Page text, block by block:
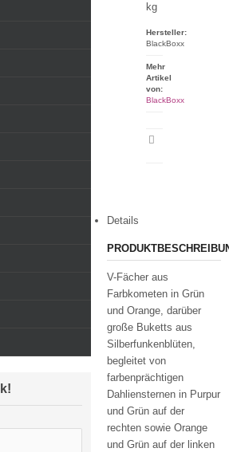
kg
Hersteller:
BlackBoxx
Mehr
Artikel
von:
BlackBoxx
Details
V-Fächer aus
Farbkometen in Grün
und Orange, darüber
große Buketts aus
Silberfunkenblüten,
begleitet von
farbenprächtigen
Dahliensternen in Purpur
und Grün auf der
rechten sowie Orange
und Grün auf der linken